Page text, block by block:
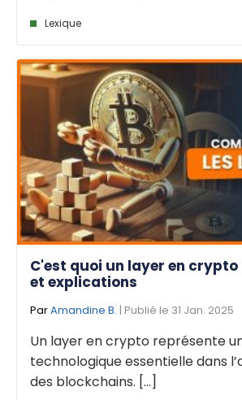
Lexique
C'est quoi un layer en crypto
et explications
ParAmandine B. | Publié le 31 Jan. 2025
Un layer en crypto représente
technologique essentielle dans
des blockchains. [...]